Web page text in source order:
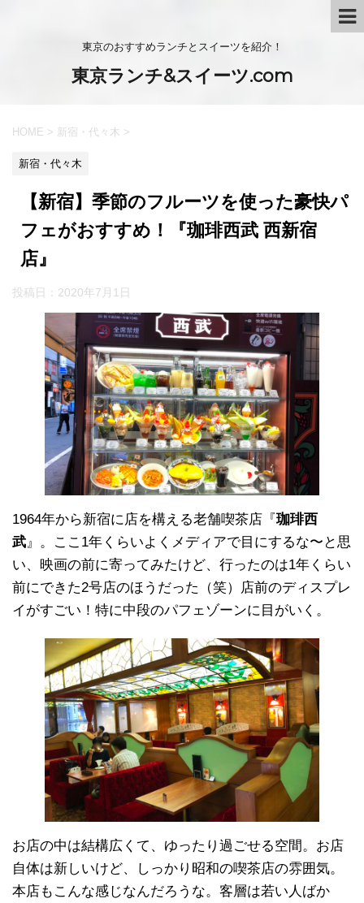
東京のおすすめランチとスイーツを紹介！
東京ランチ&スイーツ.com
HOME > 新宿・代々木 >
新宿・代々木
【新宿】季節のフルーツを使った豪快パ
フェがおすすめ！『珈琲西武 西新宿
店』
投稿日： 2020年7月1日
1964年から新宿に店を構える老舗喫茶店『珈琲西
武』。ここ1年くらいよくメディアで目にするな〜と思
い、映画の前に寄ってみたけど、行ったのは1年くらい
前にできた2号店のほうだった（笑）店前のディスプレ
イがすごい！特に中段のパフェゾーンに目がいく。
お店の中は結構広くて、ゆったり過ごせる空間。お店
自体は新しいけど、しっかり昭和の喫茶店の雰囲気。
本店もこんな感じなんだろうな。客層は若い人ばか